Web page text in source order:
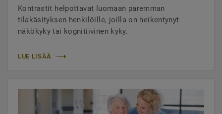
Kontrastit helpottavat luomaan paremman
tilakäsityksen henkilöille, joilla on heikentynyt
näkökyky tai kognitiivinen kyky.
LUE LISÄÄ